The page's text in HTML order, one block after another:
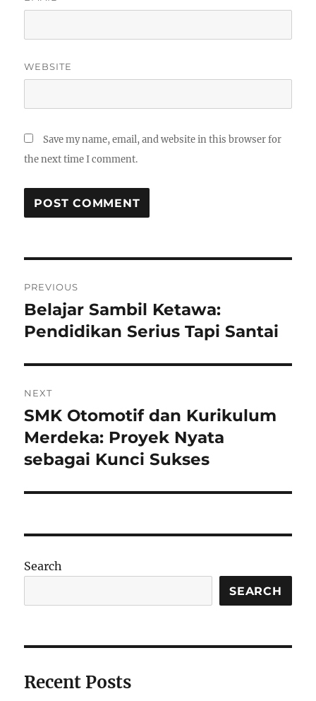
WEBSITE
Save my name, email, and website in this browser for
the next time I comment.
navigation
PREVIOUS
Previous
post:
Belajar Sambil Ketawa:
Pendidikan Serius Tapi Santai
NEXT
Next
post:
SMK Otomotif dan Kurikulum
Merdeka: Proyek Nyata
sebagai Kunci Sukses
Search
SEARCH
Recent Posts